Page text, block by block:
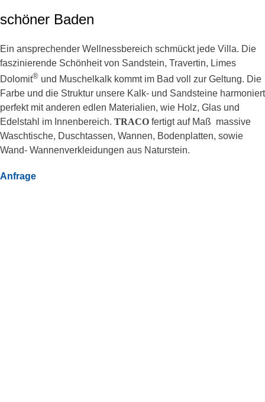
schöner Baden
Ein ansprechender Wellnessbereich schmückt jede Villa. Die
faszinierende Schönheit von Sandstein, Travertin, Limes
Dolomit® und Muschelkalk kommt im Bad voll zur Geltung. Die
Farbe und die Struktur unsere Kalk- und Sandsteine harmoniert
perfekt mit anderen edlen Materialien, wie Holz, Glas und
Edelstahl im Innenbereich. TRACO fertigt auf Maß massive
Waschtische, Duschtassen, Wannen, Bodenplatten, sowie
Wand- Wannenverkleidungen aus Naturstein.
Anfrage